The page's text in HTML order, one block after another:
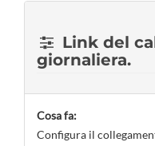
Link del
giornaliera.
Cosa fa:
Configura il